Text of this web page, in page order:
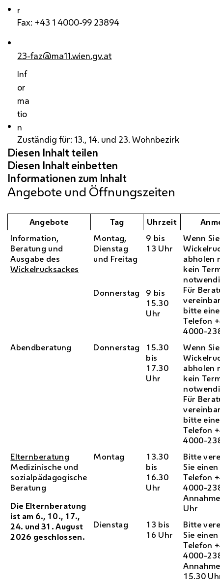
r
Fax: +43 1 4000-99 23894
23-faz@ma11.wien.gv.at
Inf
or
ma
tio
n
Zuständig für: 13., 14. und 23. Wohnbezirk
Angebote und Öffnungszeiten
Angebote Tag Uhrzeit
Information,
Beratung und
Ausgabe des
Wickelrucksackes
Montag,
Dienstag
und Freitag
9 bis
13 Uhr
Wenn
abholen
kein
Für
bitte
Telefon
4000-
Donnerstag
9 bis
15.30
Uhr
Abendberatung Donnerstag
15.30
bis
17.30
Uhr
Wenn
abholen
kein
Für
bitte
Telefon
4000-
Elternberatung
Medizinische und
sozialpädagogische
Beratung
Die Elternberatung
ist am 6., 10., 17.,
24. und 31. August
2026 geschlossen.
Montag
13.30
bis
16.30
Uhr
Bitte
Sie
Telefon
4000-
Uhr
Dienstag
13 bis
16 Uhr
Bitte
Sie
Telefon
4000-
15.30